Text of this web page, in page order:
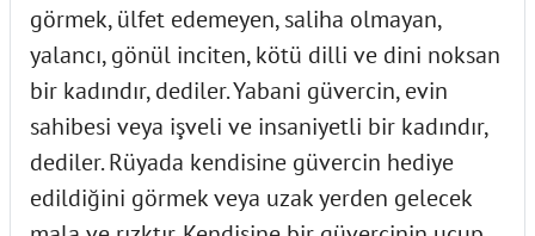
görmek, ülfet edemeyen, saliha olmayan,
yalancı, gönül inciten, kötü dilli ve dini noksan
bir kadındır, dediler. Yabani güvercin, evin
sahibesi veya işveli ve insaniyetli bir kadındır,
dediler. Rüyada kendisine güvercin hediye
edildiğini görmek veya uzak yerden gelecek